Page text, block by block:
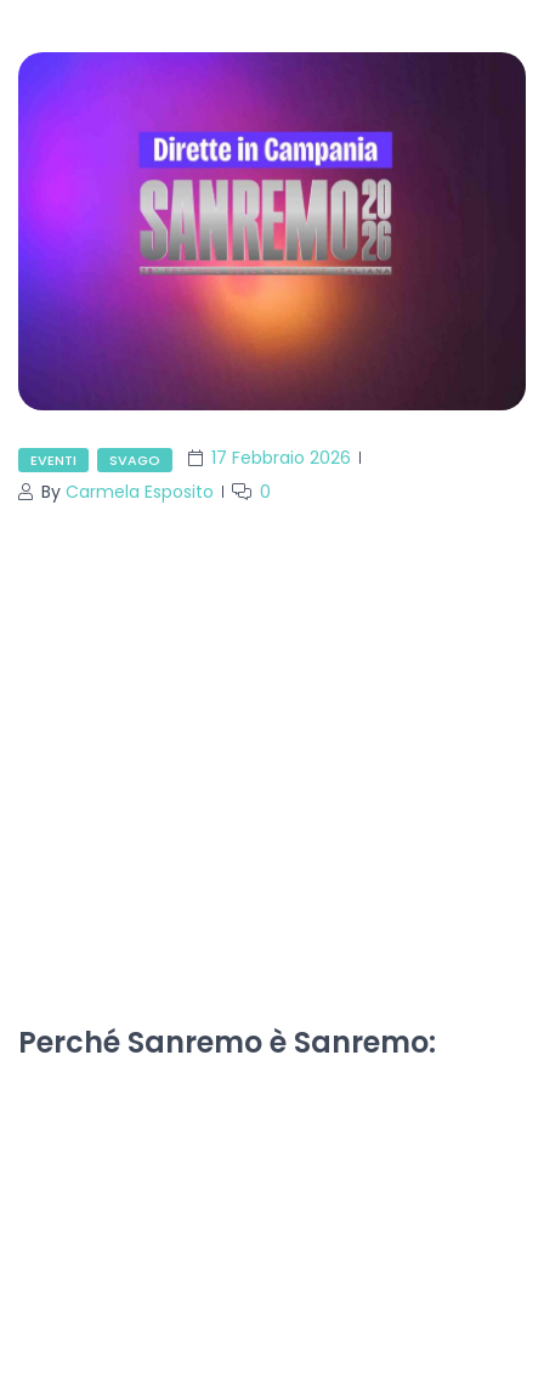
EVENTI SVAGO
17 Febbraio 2026
By Carmela Esposito 0
Perché Sanremo è Sanremo: